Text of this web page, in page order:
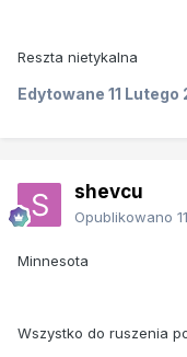
Reszta nietykalna
Edytowane 11 Lutego
shevcu
Opublikowano
Minnesota
Wszystko do ruszenia